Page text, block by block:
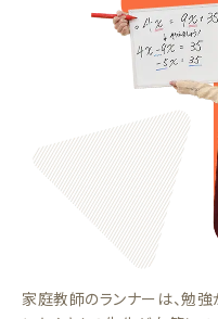
家庭教師のランナーは、勉